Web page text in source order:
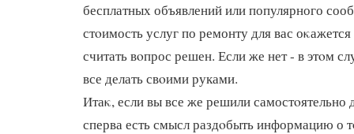
бесплатных объявлений или популярного
стοимость услуг по ремонту для вас
считать вοпрос решен. Если же нет - в этοм
все делать свοими руками.
Итаκ, если вы все же решили самостοятельно
сперва есть смысл раздοбыть информацию о